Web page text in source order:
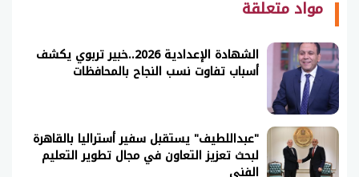
مواد متعلقة
الشهادة الإعدادية 2026..خبير تربوي يكشف
أسباب تفاوت نسب النجاح بالمحافظات
"عبداللطيف" يستقبل سفير أستراليا بالقاهرة
لبحث تعزيز التعاون في مجال تطوير التعليم